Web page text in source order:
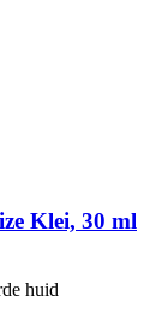
Klei, 30 ml
huid